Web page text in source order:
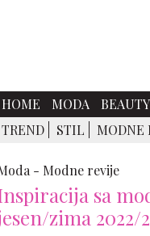
HOME MODA BEAUTY
TREND
STIL MODNE
- Modne revije
sa
zima 2022/